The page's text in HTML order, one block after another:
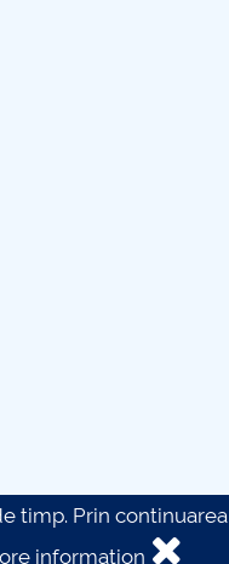
timp. Prin
information